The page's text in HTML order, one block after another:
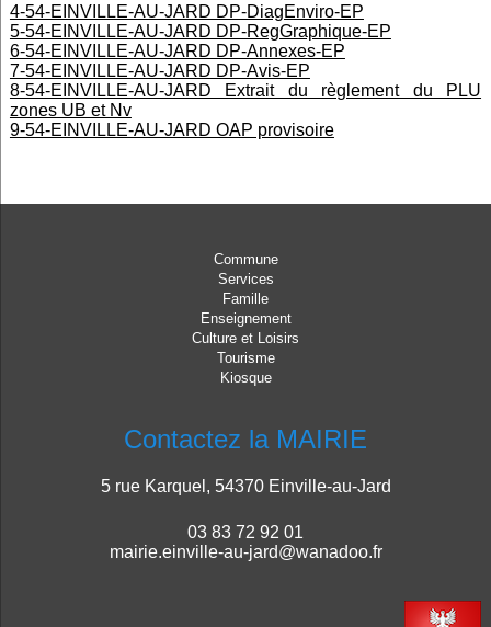
4-54-EINVILLE-AU-JARD DP-DiagEnviro-EP
5-54-EINVILLE-AU-JARD DP-RegGraphique-EP
6-54-EINVILLE-AU-JARD DP-Annexes-EP
7-54-EINVILLE-AU-JARD DP-Avis-EP
8-54-EINVILLE-AU-JARD Extrait du règlement du PLU
zones UB et Nv
9-54-EINVILLE-AU-JARD OAP provisoire
Commune
Services
Famille
Enseignement
Culture et Loisirs
Tourisme
Kiosque
Contactez la MAIRIE
5 rue Karquel, 54370 Einville-au-Jard
03 83 72 92 01
mairie.einville-au-jard@wanadoo.fr